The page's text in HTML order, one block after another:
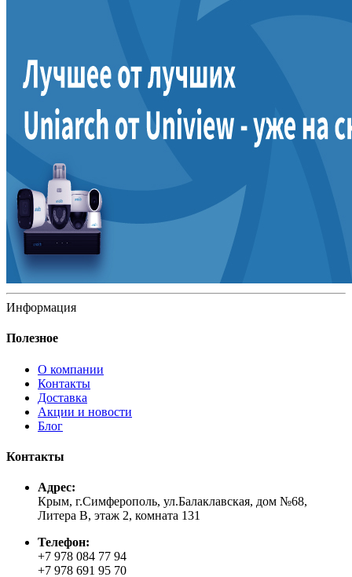
Информация
Полезное
О компании
Контакты
Доставка
Акции и новости
Блог
Контакты
Адрес:
Крым, г.Симферополь, ул.Балаклавская, дом №68,
Литера В, этаж 2, комната 131
Телефон:
+7 978 084 77 94
+7 978 691 95 70